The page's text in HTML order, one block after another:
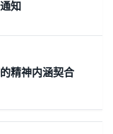
知
精神内涵契合